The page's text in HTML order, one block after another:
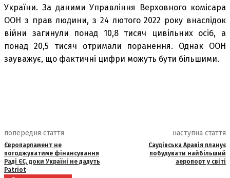
України. За даними Управління Верховного комісара
ООН з прав людини, з 24 лютого 2022 року внаслідок
війни загинули понад 10,8 тисяч цивільних осіб, а
понад 20,5 тисяч отримали поранення. Однак ООН
зауважує, що фактичні цифри можуть бути більшими.
попередня стаття
Європарламент не
погоджуватиме фінансування
Раді ЄС, доки Україні не дадуть
Patriot
наступна стаття
Саудівська Аравія планує
побудувати найбільший
аеропорт у світі